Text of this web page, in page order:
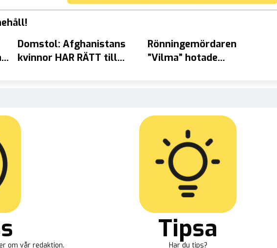
Domstol: Afghanistans
kvinnor HAR RÄTT till
Rönningemördaren
”Vilma” hotade
om vår redaktion.
Tipsa
Har du tips?